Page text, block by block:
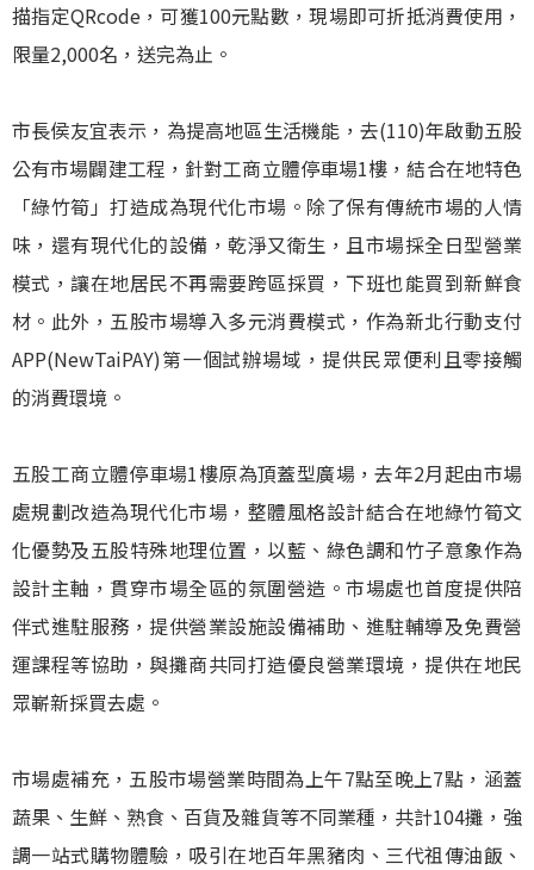
描指定QRcode，可獲100元點數，現場即可折抵消費使用，
限量2,000名，送完為止。
市長侯友宜表示，為提高地區生活機能，去(110)年啟動五股
公有市場闢建工程，針對工商立體停車場1樓，結合在地特色
「綠竹筍」打造成為現代化市場。除了保有傳統市場的人情
味，還有現代化的設備，乾淨又衛生，且市場採全日型營業
模式，讓在地居民不再需要跨區採買，下班也能買到新鮮食
材。此外，五股市場導入多元消費模式，作為新北行動支付
APP(NewTaiPAY)第一個試辦場域，提供民眾便利且零接觸
的消費環境。
五股工商立體停車場1樓原為頂蓋型廣場，去年2月起由市場
處規劃改造為現代化市場，整體風格設計結合在地綠竹筍文
化優勢及五股特殊地理位置，以藍、綠色調和竹子意象作為
設計主軸，貫穿市場全區的氛圍營造。市場處也首度提供陪
伴式進駐服務，提供營業設施設備補助、進駐輔導及免費營
運課程等協助，與攤商共同打造優良營業環境，提供在地民
眾嶄新採買去處。
市場處補充，五股市場營業時間為上午7點至晚上7點，涵蓋
蔬果、生鮮、熟食、百貨及雜貨等不同業種，共計104攤，強
調一站式購物體驗，吸引在地百年黑豬肉、三代祖傳油飯、